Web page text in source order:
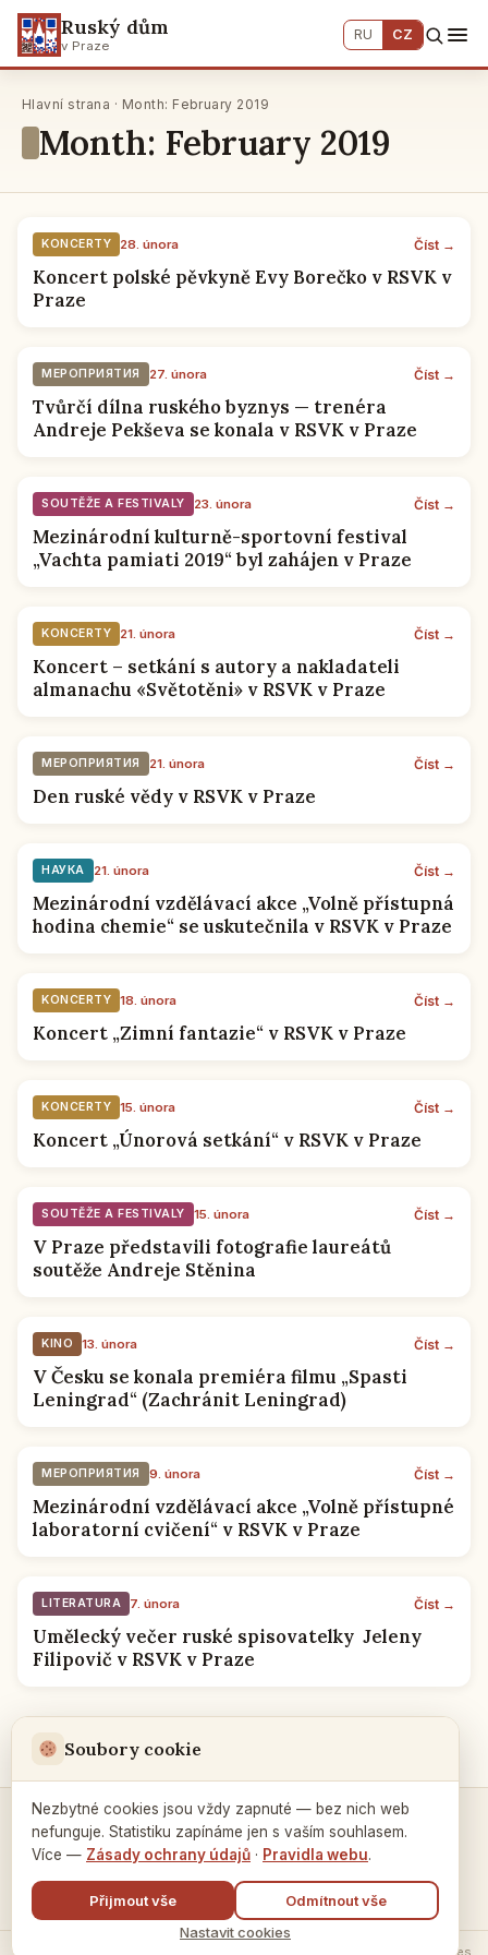
Ruský dům
v Praze
RU CZ
Hlavní strana · Month: February 2019
Month: February 2019
KONCERTY 28. února Číst →
Koncert polské pěvkyně Evy Borečko v RSVK v
Praze
МЕРОПРИЯТИЯ 27. února Číst →
Tvůrčí dílna ruského byznys — trenéra
Andreje Pekševa se konala v RSVK v Praze
SOUTĚŽE A FESTIVALY 23. února Číst →
Mezinárodní kulturně-sportovní festival
„Vachta pamiati 2019“ byl zahájen v Praze
KONCERTY 21. února Číst →
Koncert – setkání s autory a nakladateli
almanachu «Světotěni» v RSVK v Praze
МЕРОПРИЯТИЯ 21. února Číst →
Den ruské vědy v RSVK v Praze
НАУКА 21. února Číst →
Mezinárodní vzdělávací akce „Volně přístupná
hodina chemie“ se uskutečnila v RSVK v Praze
KONCERTY 18. února Číst →
Koncert „Zimní fantazie“ v RSVK v Praze
KONCERTY 15. února Číst →
Koncert „Únorová setkání“ v RSVK v Praze
SOUTĚŽE A FESTIVALY 15. února Číst →
V Praze představili fotografie laureátů
soutěže Andreje Stěnina
KINO 13. února Číst →
V Česku se konala premiéra filmu „Spasti
Leningrad“ (Zachránit Leningrad)
МЕРОПРИЯТИЯ 9. února Číst →
Mezinárodní vzdělávací akce „Volně přístupné
laboratorní cvičení“ v RSVK v Praze
LITERATURA 7. února Číst →
Umělecký večer ruské spisovatelky Jeleny
Filipovič v RSVK v Praze
Kontakty a spojení →
Nastavení cookies
Soubory cookie
Nezbytné cookies jsou vždy zapnuté — bez nich web
nefunguje. Statistiku zapínáme jen s vaším souhlasem.
Více — Zásady ochrany údajů · Pravidla webu.
Přijmout vše
Odmítnout vše
Nastavit cookies